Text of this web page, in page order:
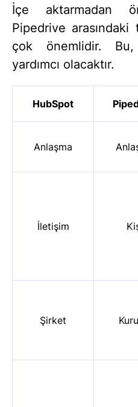
İçe aktarmadan
Pipedrive
çok önemlidir.
yardımcı olacaktır.
HubSpot
Anlaşma
İletişim
Şirket